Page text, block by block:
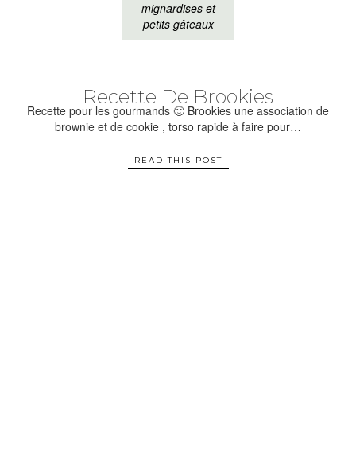
mignardises et
petits gâteaux
Recette De Brookies
Recette pour les gourmands 🙂 Brookies une association de
brownie et de cookie , torso rapide à faire pour…
READ THIS POST